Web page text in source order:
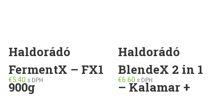
Haldorádó
FermentX – FX1
900g
€5.40 s DPH
Haldorádó
BlendeX 2 in 1
– Kalamar +
€6.60 s DPH